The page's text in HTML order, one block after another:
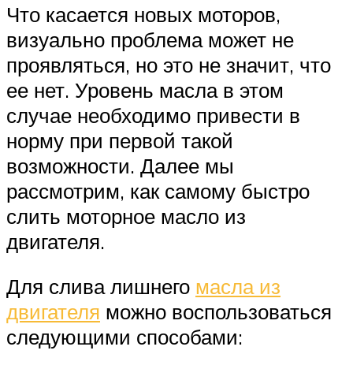
Что касается новых моторов,
визуально проблема может не
проявляться, но это не значит, что
ее нет. Уровень масла в этом
случае необходимо привести в
норму при первой такой
возможности. Далее мы
рассмотрим, как самому быстро
слить моторное масло из
двигателя.
Для слива лишнего масла из
двигателя можно воспользоваться
следующими способами: